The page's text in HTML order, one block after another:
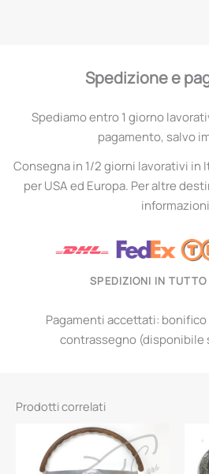
Spedizione e
Spediamo entro 1 giorno
pagamento, salvo
Consegna in 1/2 giorni lavorativi in
per USA ed Europa. Per altre
SPEDIZIONI IN
Pagamenti accettati: bonifico
contrassegno (disponibile
Prodotti correlati